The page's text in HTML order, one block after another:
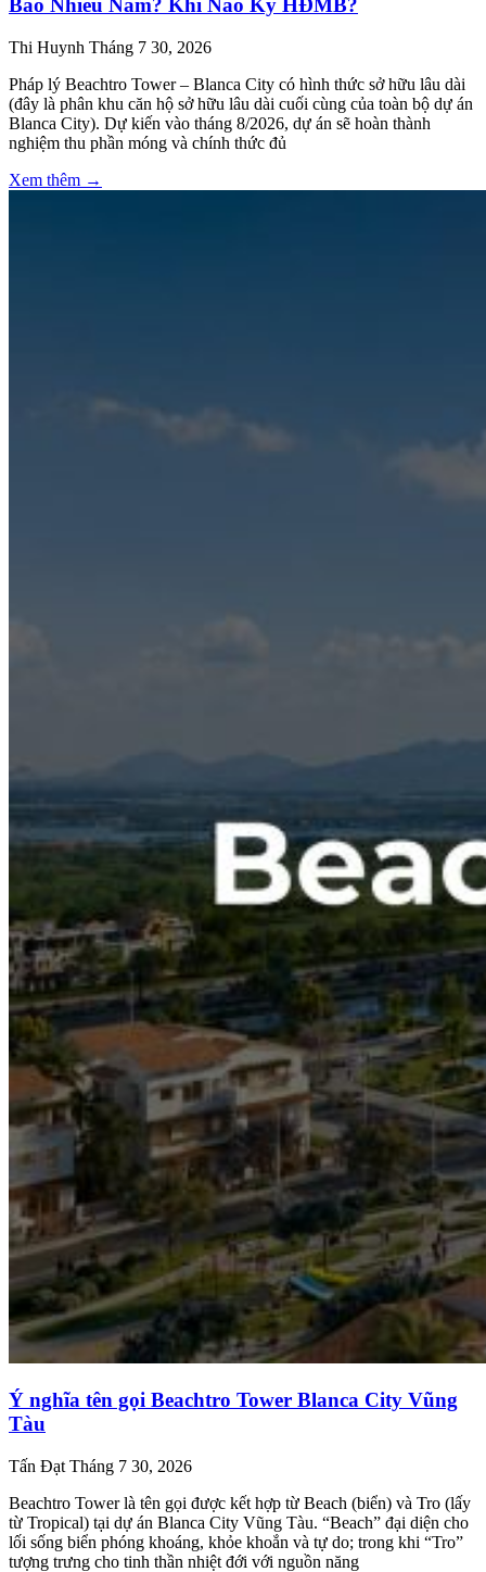
Bao Nhiêu Năm? Khi Nào Ký HĐMB?
Thi Huynh Tháng 7 30, 2026
Pháp lý Beachtro Tower – Blanca City có hình thức sở hữu lâu dài
(đây là phân khu căn hộ sở hữu lâu dài cuối cùng của toàn bộ dự án
Blanca City). Dự kiến vào tháng 8/2026, dự án sẽ hoàn thành
nghiệm thu phần móng và chính thức đủ
Xem thêm →
Ý nghĩa tên gọi Beachtro Tower Blanca City Vũng
Tàu
Tấn Đạt Tháng 7 30, 2026
Beachtro Tower là tên gọi được kết hợp từ Beach (biển) và Tro (lấy
từ Tropical) tại dự án Blanca City Vũng Tàu. “Beach” đại diện cho
lối sống biển phóng khoáng, khỏe khoắn và tự do; trong khi “Tro”
tượng trưng cho tinh thần nhiệt đới với nguồn năng